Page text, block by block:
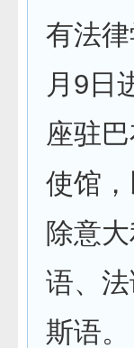
有法
月9日
座驻
使馆
除意
语、
斯语。